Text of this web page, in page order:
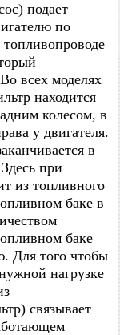
подает
по
всех моделях
находится
колесом, в
у двигателя.
в
при
из топливного
баке в
баке
Для того чтобы
нагрузке
связывает